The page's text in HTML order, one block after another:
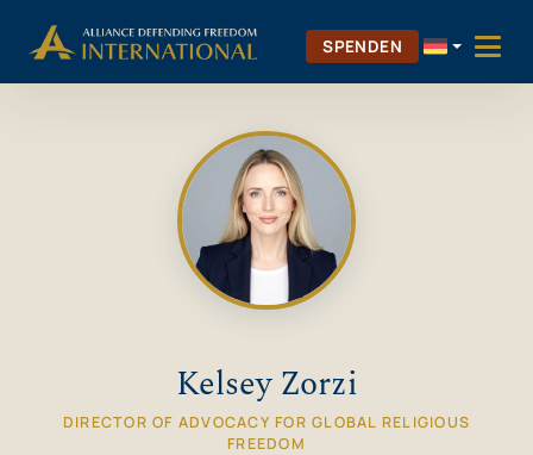
Inhalt
SPENDEN
Kelsey Zorzi
DIRECTOR OF ADVOCACY FOR GLOBAL RELIGIOUS
FREEDOM